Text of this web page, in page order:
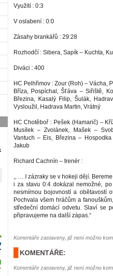
Využití : 0:3
V oslabení : 0:0
Zásahy brankářů : 29:28
Rozhodčí : Sibera, Sapík – Kuchta,
Diváci : 400
HC Pelhřimov : Zour (Roh) – Vácha,
Bříza, Pospíchal, Šťáva – Siřiště,
Březina, Kasalý Filip, Šulák,
Vysloužil, Hadrava Martin, Vrátný
HC Chotěboř : Pešek (Hamarič) –
Musílek – Zvolánek, Mašek –
Vantuch – Eis, Březina –
Jakub
Richard Cachnín – trenér :
,, … I zázraky se v hokeji dějí.
i za stavu 0:4 dokázal nemožné,
nesmírnou bojovností a obětavostí
Pochvala všem hráčům a
středeční domácí odvetu. Slaví se
připravujeme na další zápas.“
Komentáře zastaveny, již není možno
KOMENTÁŘE:
Komentáře zastaveny, již není možno